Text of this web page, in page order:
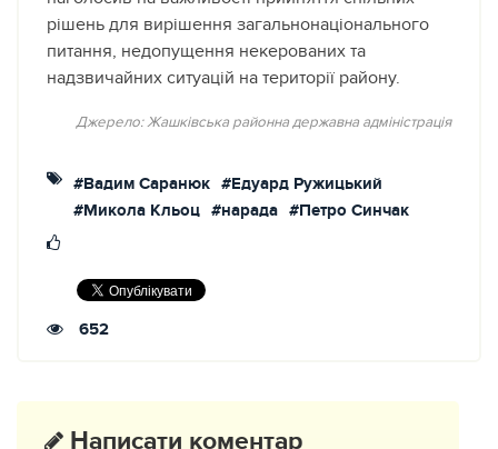
рішень для вирішення загальнонаціонального
питання, недопущення некерованих та
надзвичайних ситуацій на території району.
Джерело: Жашківська районна державна адміністрація
#Вадим Саранюк #Едуард Ружицький
#Микола Кльоц #нарада #Петро Синчак
652
Написати коментар